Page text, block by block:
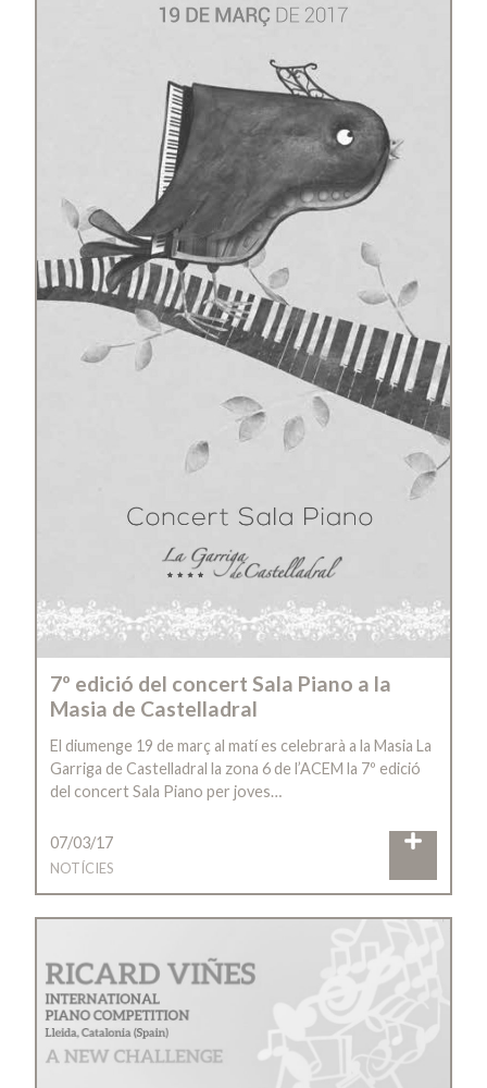
7º edició del concert Sala Piano a la
Masia de Castelladral
El diumenge 19 de març al matí es celebrarà a la Masia La
Garriga de Castelladral la zona 6 de l’ACEM la 7º edició
del concert Sala Piano per joves…
07/03/17
NOTÍCIES